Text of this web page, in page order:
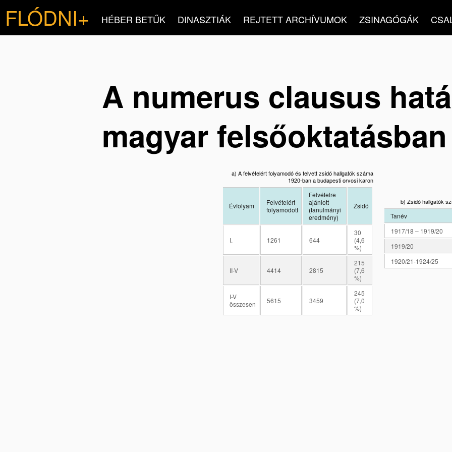
FLÓDNI+ HÉBER BETŰK DINASZTIÁK REJTETT ARCHÍVUMOK ZSINAGÓGÁK
A numerus clausus
magyar felsőoktatásban
a) A felvételért folyamodó és felvett zsidó hallgatók száma
1920-ban a budapesti orvosi karon
Évfolyam
Felvételért
folyamodott
Felvételre
ajánlott
(tanulmányi
eredmény)
Zsidó
I. 1261 644
30
(4,6
%)
II-V 4414 2815
215
(7,6
%)
I-V
összesen
5615 3459
245
(7,0
%)
b) Zsidó hallgatók
Tanév
1917/18 – 1919/20
1919/20
1920/21-1924/25